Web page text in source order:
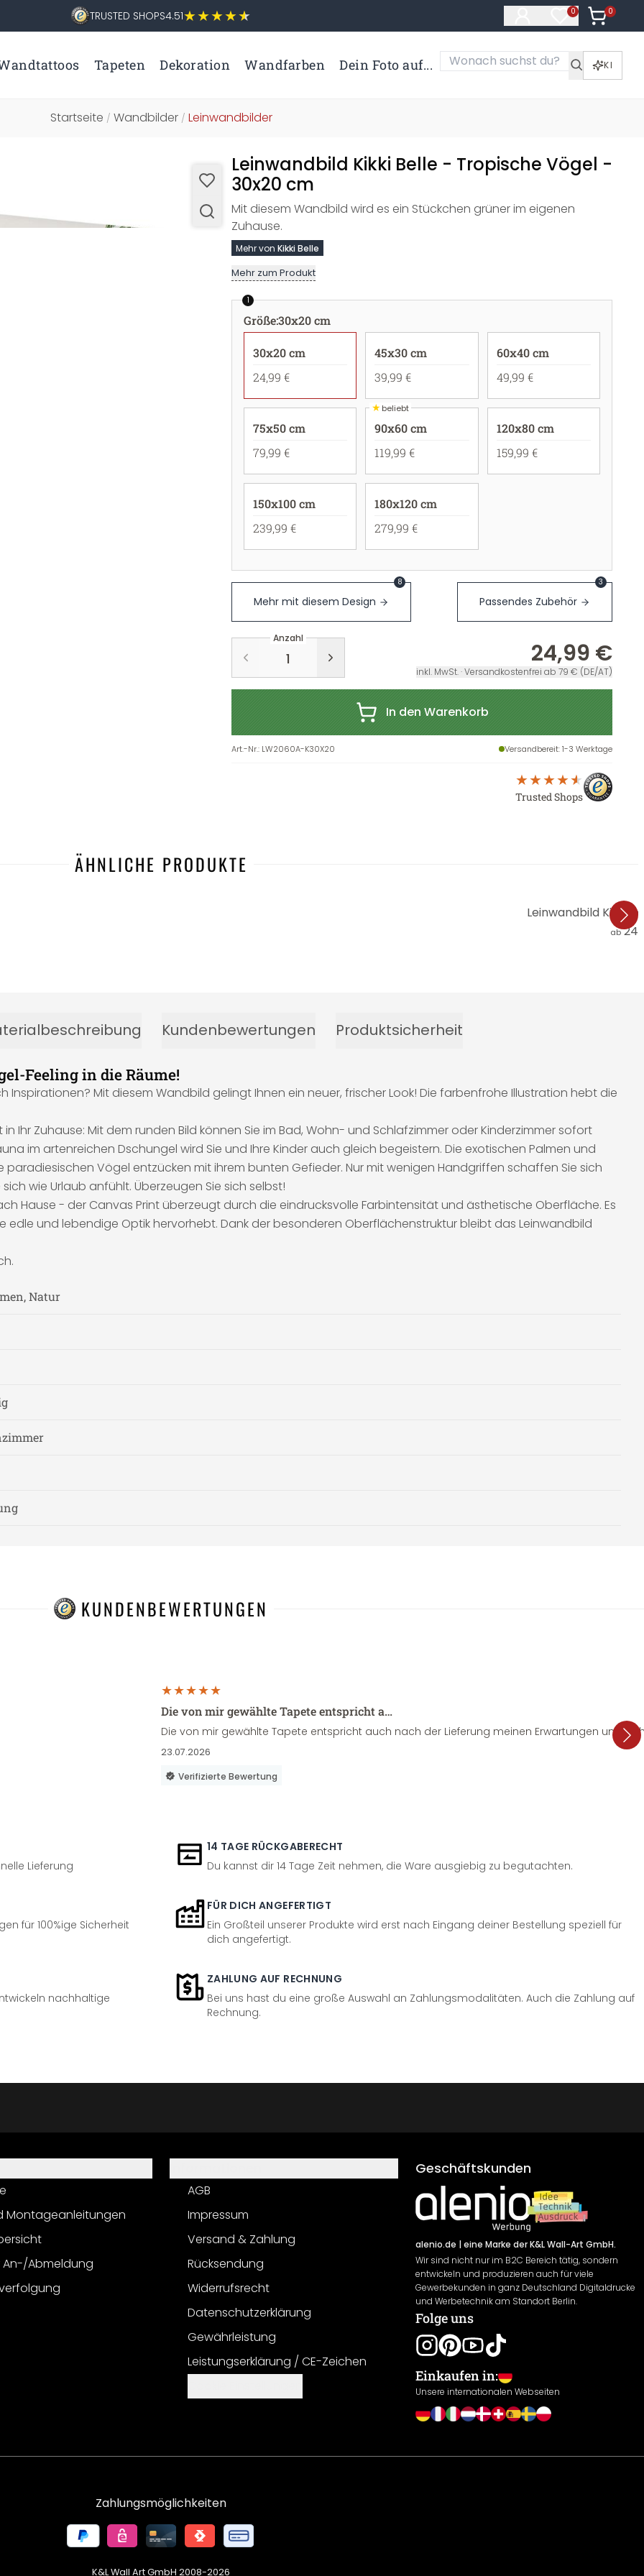
TRUSTED SHOPS4.51 0
Artikel im
0
Artikel
Tapeten Dekoration Wandfarben Dein Foto auf... KI
Startseite / Wandbilder/ Leinwandbilder
Leinwandbild Kikki Belle - Tropische Vögel -
30x20 cm
Mit diesem Wandbild wird es ein Stückchen grüner im eigenen
Zuhause.
Mehr von Kikki Belle
Mehr zum Produkt
1
Größe:30x20 cm
30x20 cm
24,99 €
45x30 cm
39,99 €
60x40 cm
49,99 €
75x50 cm
79,99 €
★beliebt
90x60 cm
119,99 €
120x80 cm
159,99 €
150x100 cm
239,99 €
180x120 cm
279,99 €
Mehr mit diesem Design
8
Passendes Zubehör
3
Anzahl
24,99 €
inkl. MwSt. · Versandkostenfrei ab 79 € (DE/AT)
In den Warenkorb
Art.-Nr.: LW2060A-K30X20 Versandbereit: 1-3 Werktage
Trusted Shops
ÄHNLICHE PRODUKTE
Leinwandbild Kikki
ab
Kundenbewertungen Produktsicherheit
Feeling in die Räume!
Mit diesem Wandbild gelingt Ihnen ein neuer, frischer Look! Die farbenfrohe Illustration hebt die
Ihr Zuhause: Mit dem runden Bild können Sie im Bad, Wohn- und Schlafzimmer oder Kinderzimmer sofort
im artenreichen Dschungel wird Sie und Ihre Kinder auch gleich begeistern. Die exotischen Palmen und
Vögel entzücken mit ihrem bunten Gefieder. Nur mit wenigen Handgriffen schaffen Sie sich
wie Urlaub anfühlt. Überzeugen Sie sich selbst!
Hause - der Canvas Print überzeugt durch die eindrucksvolle Farbintensität und ästhetische Oberfläche. Es
edle und lebendige Optik hervorhebt. Dank der besonderen Oberflächenstruktur bleibt das Leinwandbild
Natur
KUNDENBEWERTUNGEN
Die von mir gewählte Tapete entspricht a…
Die von mir gewählte Tapete entspricht auch nach der Lieferung meinen Erwartungen und
23.07.2026
Verifizierte Bewertung
Lieferung
14 TAGE RÜCKGABERECHT
Du kannst dir 14 Tage Zeit nehmen, die Ware ausgiebig zu begutachten.
für 100%ige Sicherheit
FÜR DICH ANGEFERTIGT
Ein Großteil unserer Produkte wird erst nach Eingang deiner Bestellung speziell für
dich angefertigt.
nachhaltige
ZAHLUNG AUF RECHNUNG
Bei uns hast du eine große Auswahl an Zahlungsmodalitäten. Auch die Zahlung auf
Rechnung.
Montageanleitungen
An-/Abmeldung
AGB
Impressum
Versand & Zahlung
Rücksendung
Widerrufsrecht
Datenschutzerklärung
Gewährleistung
Leistungserklärung / CE-Zeichen
Geschäftskunden
alenio.de | eine Marke der K&L Wall-Art GmbH.
Wir sind nicht nur im B2C Bereich tätig, sondern
entwickeln und produzieren auch für viele
Gewerbekunden in ganz Deutschland Digitaldrucke
und Werbetechnik am Standort Berlin.
Folge uns
Einkaufen in:
Unsere internationalen Webseiten
Zahlungsmöglichkeiten
K&L Wall Art GmbH 2008-2026